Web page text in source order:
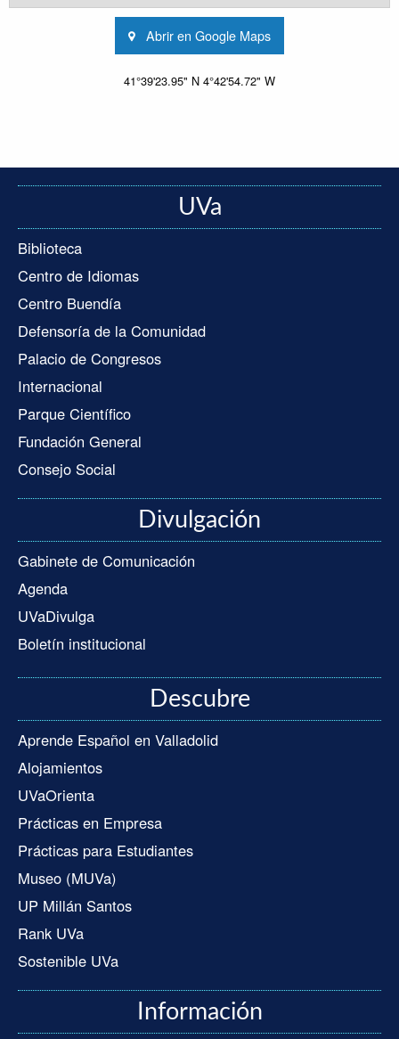
Abrir en Google Maps
41°39'23.95" N 4°42'54.72" W
UVa
Biblioteca
Centro de Idiomas
Centro Buendía
Defensoría de la Comunidad
Palacio de Congresos
Internacional
Parque Científico
Fundación General
Consejo Social
Divulgación
Gabinete de Comunicación
Agenda
UVaDivulga
Boletín institucional
Descubre
Aprende Español en Valladolid
Alojamientos
UVaOrienta
Prácticas en Empresa
Prácticas para Estudiantes
Museo (MUVa)
UP Millán Santos
Rank UVa
Sostenible UVa
Información